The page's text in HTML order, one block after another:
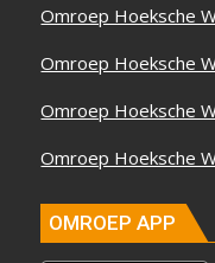
Omroep Hoeksche
Omroep Hoeksche
Omroep Hoeksche
Omroep Hoeksche
OMROEP APP